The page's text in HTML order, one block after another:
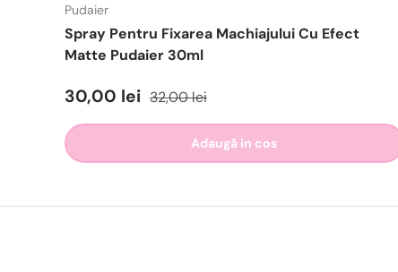
Pudaier
Spray Pentru Fixarea Machiajului Cu Efect
Matte Pudaier 30ml
30,00 lei 32,00 lei
Adaugă in cos